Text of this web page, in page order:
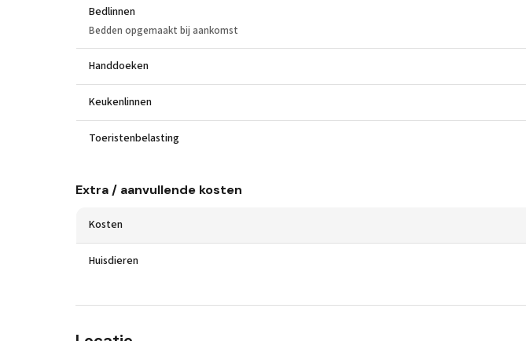
Bedlinnen
Bedden opgemaakt bij aankomst
Handdoeken
Keukenlinnen
Toeristenbelasting
Extra / aanvullende kosten
Kosten
Huisdieren